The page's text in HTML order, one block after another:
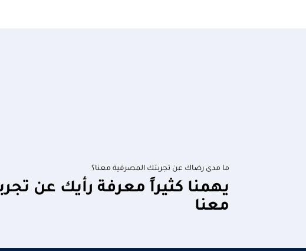
ما مدى رضاك عن تجربتك المصرفية معنا؟
يهمنا كثيراً معرفة رأيك عن
معنا